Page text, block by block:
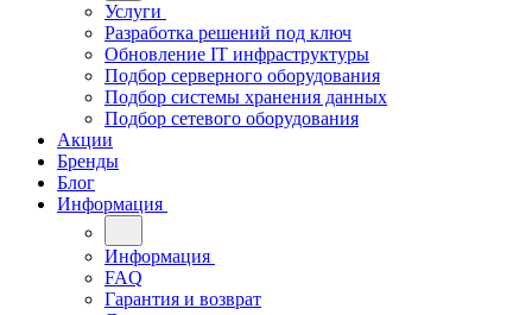
Услуги
Разработка решений под ключ
Обновление IT инфраструктуры
Подбор серверного оборудования
Подбор системы хранения данных
Подбор сетевого оборудования
Акции
Бренды
Блог
Информация
Информация
FAQ
Гарантия и возврат